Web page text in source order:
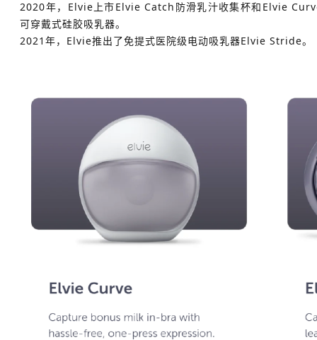
2020年，Elvie上市Elvie Catch防滑乳汁收集杯和Elvie
可穿戴式硅胶吸乳器。
2021年，Elvie推出了免提式医院级电动吸乳器Elvie Stride。